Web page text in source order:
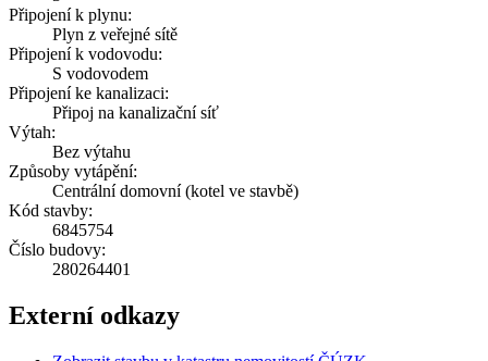
Připojení k plynu:
Plyn z veřejné sítě
Připojení k vodovodu:
S vodovodem
Připojení ke kanalizaci:
Připoj na kanalizační síť
Výtah:
Bez výtahu
Způsoby vytápění:
Centrální domovní (kotel ve stavbě)
Kód stavby:
6845754
Číslo budovy:
280264401
Externí odkazy